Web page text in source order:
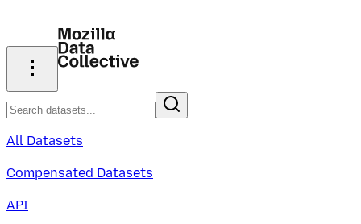
All Datasets
Compensated Datasets
API